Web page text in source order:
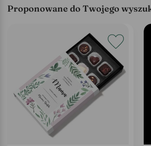
Proponowane do Twojego